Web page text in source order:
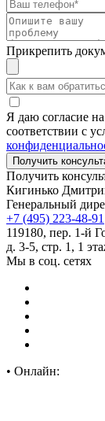
Прикрепить
Я даю согласие на
соответствии с
Получить
Кигинько
Генеральный
+7 (495) 223-48-91
119180, пер. 1-й
д. 3-5, стр. 1, 1
Мы в соц. сетях
• Онлайн: